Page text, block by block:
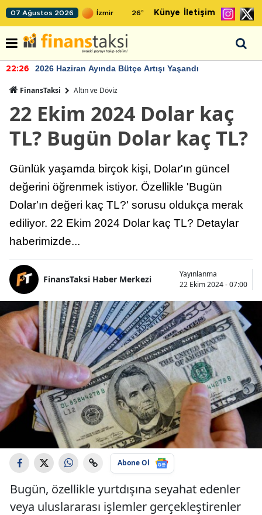
07 Ağustos 2026 26° Künye İletişim
22:26 2026 Haziran Ayında Bütçe Artışı Yaşandı
FinansTaksi Altın ve Döviz
22 Ekim 2024 Dolar kaç
TL? Bugün Dolar kaç TL?
Günlük yaşamda birçok kişi, Dolar'ın güncel
değerini öğrenmek istiyor. Özellikle 'Bugün
Dolar'ın değeri kaç TL?' sorusu oldukça merak
ediliyor. 22 Ekim 2024 Dolar kaç TL? Detaylar
haberimizde...
FinansTaksi Haber Merkezi
Yayınlanma
22 Ekim 2024 - 07:00
Abone Ol
Bugün, özellikle yurtdışına seyahat edenler
veya uluslararası işlemler gerçekleştirenler